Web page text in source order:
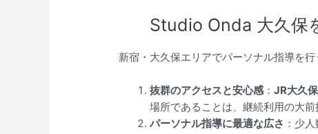
Studio Onda 大久保
新宿・大久保エリアでパーソナル指導を
抜群のアクセスと安心感 ： JR大久
場所であることは、継続利用の大前
パーソナル指導に最適な広さ ：少